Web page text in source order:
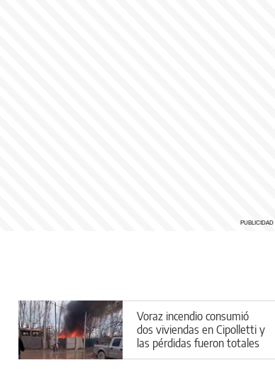
Voraz incendio consumió
dos viviendas en Cipolletti y
las pérdidas fueron totales